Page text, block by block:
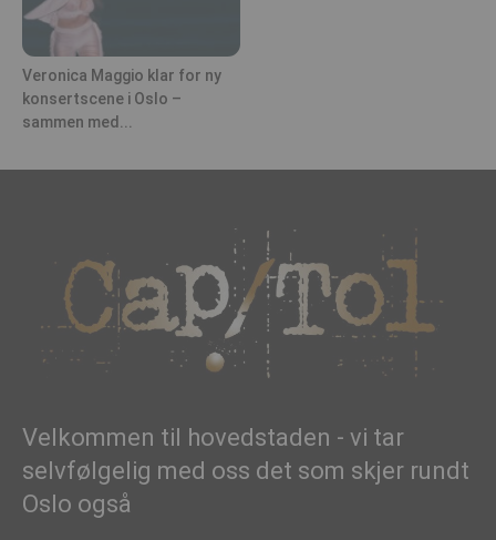
Veronica Maggio klar for ny
konsertscene i Oslo –
sammen med...
Velkommen til hovedstaden - vi tar
selvfølgelig med oss det som skjer rundt
Oslo også